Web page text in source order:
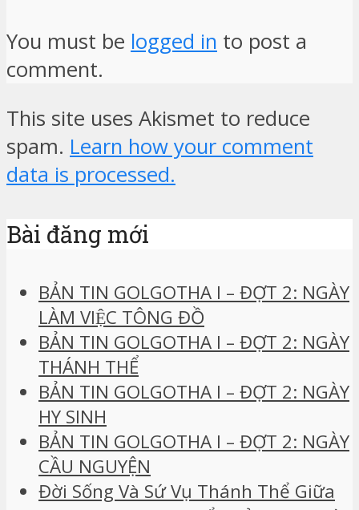
You must be logged in to post a
comment.
This site uses Akismet to reduce
spam. Learn how your comment
data is processed.
Bài đăng mới
BẢN TIN GOLGOTHA I – ĐỢT 2: NGÀY
LÀM VIỆC TÔNG ĐỒ
BẢN TIN GOLGOTHA I – ĐỢT 2: NGÀY
THÁNH THỂ
BẢN TIN GOLGOTHA I – ĐỢT 2: NGÀY
HY SINH
BẢN TIN GOLGOTHA I – ĐỢT 2: NGÀY
CẦU NGUYỆN
Đời Sống Và Sứ Vụ Thánh Thể Giữa